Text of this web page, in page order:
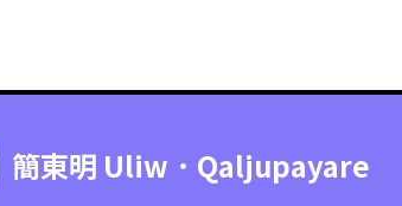
簡東明 Uliw．Qaljupayare